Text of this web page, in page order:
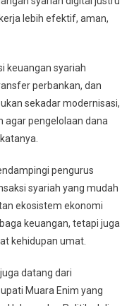
lebih efektif, aman,
keuangan syariah
perbankan, dan
sekadar modernisasi,
agar pengelolaan dana
pengurus
syariah yang mudah
ekosistem ekonomi
keuangan, tetapi juga
kehidupan umat.
datang dari
Muara Enim yang